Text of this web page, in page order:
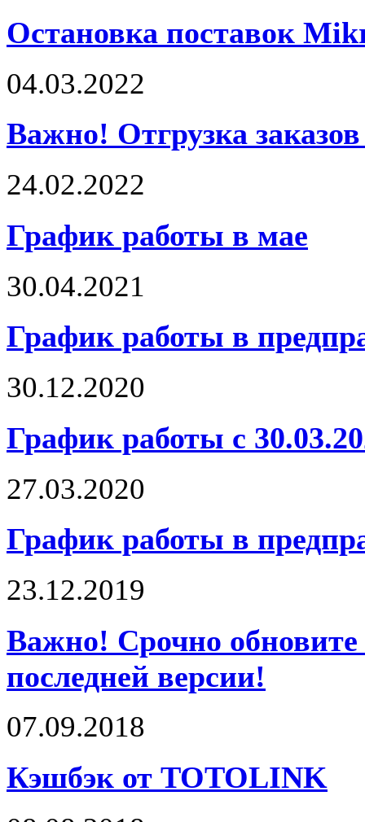
Остановка поставок
04.03.2022
Важно! Отгрузка
24.02.2022
График работы в мае
30.04.2021
График работы в
30.12.2020
График работы с
27.03.2020
График работы в
23.12.2019
Важно! Срочно
последней версии!
07.09.2018
Кэшбэк от TOTOLINK